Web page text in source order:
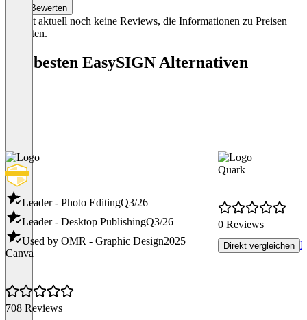
Bewerten
Es gibt aktuell noch keine Reviews, die Informationen zu Preisen
enthalten.
Die besten EasySIGN Alternativen
Leader - Photo EditingQ3/26
Leader - Desktop PublishingQ3/26
Used by OMR - Graphic Design2025
Canva
708 Reviews
Quark
0 Reviews
Direkt vergleichen